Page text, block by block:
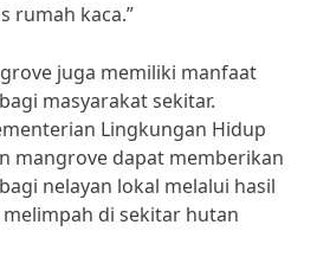
rumah kaca.”
juga memiliki manfaat
masyarakat sekitar.
Lingkungan Hidup
mangrove dapat memberikan
nelayan lokal melalui hasil
di sekitar hutan